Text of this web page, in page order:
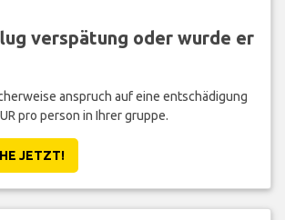
verspätung oder wurde er
anspruch auf eine entschädigung
pro person in Ihrer gruppe.
JETZT!